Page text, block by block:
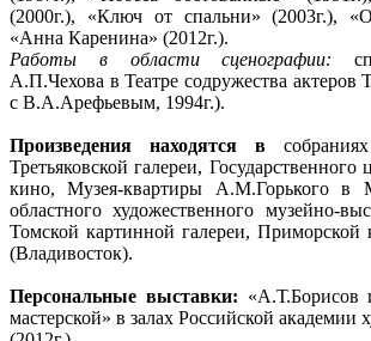
(2000г.), «Ключ от спальни» (2003г.),
«Анна Каренина» (2012г.).
Работы в области сценографии:
А.П.Чехова в Театре содружества актеров
с В.А.Арефьевым, 1994г.).
Произведения находятся в
Третьяковской галереи, Государственного
кино, Музея-квартиры А.М.Горького в
областного художественного музейно-
Томской картинной галереи, Приморской
(Владивосток).
Персональные выставки: «А.Т.Борисов
мастерской» в залах Российской академии